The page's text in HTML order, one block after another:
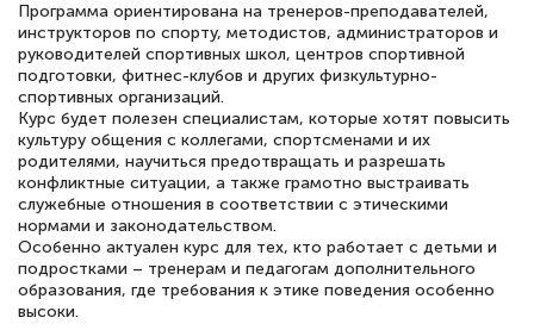
достаточно. Курс помогает пройти
аттестацию в школе. Спасибо!
Евгения Коротких
Знаток города 2 уровня
12 марта 2026
Спасибо большое Академии! Грамотное,
вежливое сопровождение! Всё чётко и
Программа ориентирована на тренеров-преподавателей,
инструкторов по спорту, методистов, администраторов и
руководителей спортивных школ, центров спортивной
подготовки, фитнес-клубов и других физкультурно-
спортивных организаций.
Курс будет полезен специалистам, которые хотят повысить
культуру общения с коллегами, спортсменами и их
родителями, научиться предотвращать и разрешать
конфликтные ситуации, а также грамотно выстраивать
служебные отношения в соответствии с этическими
нормами и законодательством.
Особенно актуален курс для тех, кто работает с детьми и
подростками – тренерам и педагогам дополнительного
образования, где требования к этике поведения особенно
высоки.